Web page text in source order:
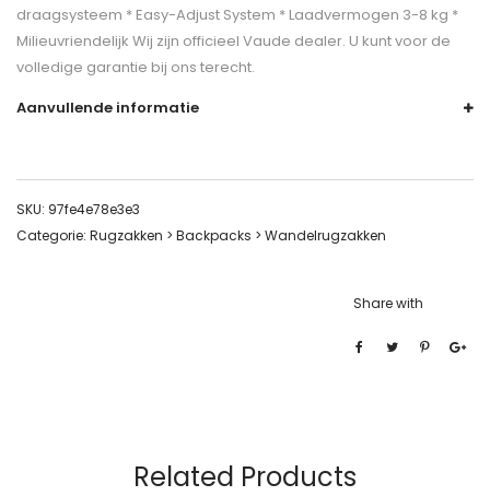
draagsysteem * Easy-Adjust System * Laadvermogen 3-8 kg *
Milieuvriendelijk Wij zijn officieel Vaude dealer. U kunt voor de
volledige garantie bij ons terecht.
Aanvullende informatie
SKU: 97fe4e78e3e3
Categorie: Rugzakken > Backpacks > Wandelrugzakken
Share with
Related Products